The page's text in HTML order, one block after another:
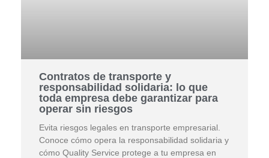
Contratos de transporte y
responsabilidad solidaria: lo que
toda empresa debe garantizar para
operar sin riesgos
Evita riesgos legales en transporte empresarial.
Conoce cómo opera la responsabilidad solidaria y
cómo Quality Service protege a tu empresa en